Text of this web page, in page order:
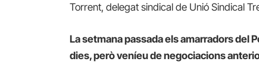
Torrent, delegat sindical de Unió Sindical
La setmana passada els amarradors del
dies, però veníeu de negociacions